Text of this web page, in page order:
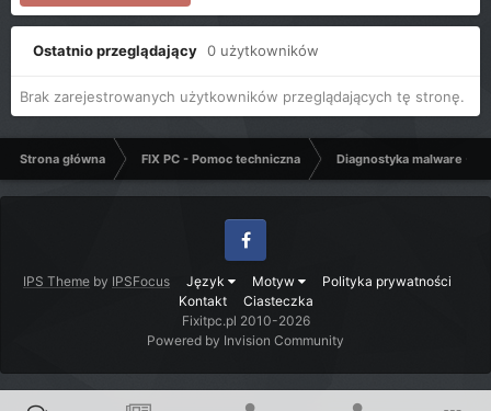
Ostatnio przeglądający 0 użytkowników
Brak zarejestrowanych użytkowników przeglądających tę stronę.
Strona główna FIX PC - Pomoc techniczna Diagnostyka malware -
IPS Theme by IPSFocus Język Motyw
Polityka prywatności
Kontakt
Ciasteczka
Facebook
Fixitpc.pl 2010-2026
Powered by Invision Community